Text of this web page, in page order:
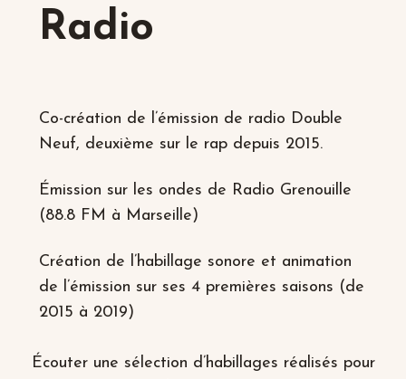
Radio
Co-création de l’émission de radio Double
Neuf, deuxième sur le rap depuis 2015.
Émission sur les ondes de Radio Grenouille
(88.8 FM à Marseille)
Création de l’habillage sonore et animation
de l’émission sur ses 4 premières saisons (de
2015 à 2019)
Écouter une sélection d’habillages réalisés pour